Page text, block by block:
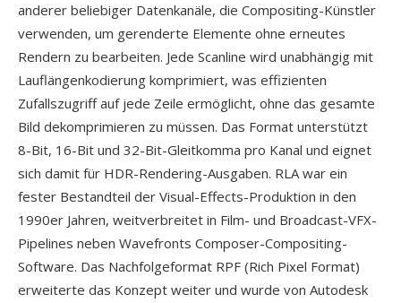
anderer beliebiger Datenkanäle, die Compositing-Künstler
verwenden, um gerenderte Elemente ohne erneutes
Rendern zu bearbeiten. Jede Scanline wird unabhängig mit
Lauflängenkodierung komprimiert, was effizienten
Zufallszugriff auf jede Zeile ermöglicht, ohne das gesamte
Bild dekomprimieren zu müssen. Das Format unterstützt
8-Bit, 16-Bit und 32-Bit-Gleitkomma pro Kanal und eignet
sich damit für HDR-Rendering-Ausgaben. RLA war ein
fester Bestandteil der Visual-Effects-Produktion in den
1990er Jahren, weitverbreitet in Film- und Broadcast-VFX-
Pipelines neben Wavefronts Composer-Compositing-
Software. Das Nachfolgeformat RPF (Rich Pixel Format)
erweiterte das Konzept weiter und wurde von Autodesk